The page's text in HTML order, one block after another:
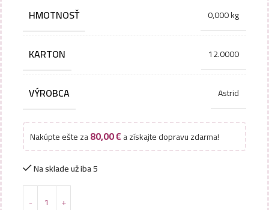
HMOTNOSŤ 0,000 kg
KARTON 12.0000
VÝROBCA Astrid
Nakúpte ešte za80,00€a získajte dopravu zdarma!
Na sklade už iba 5